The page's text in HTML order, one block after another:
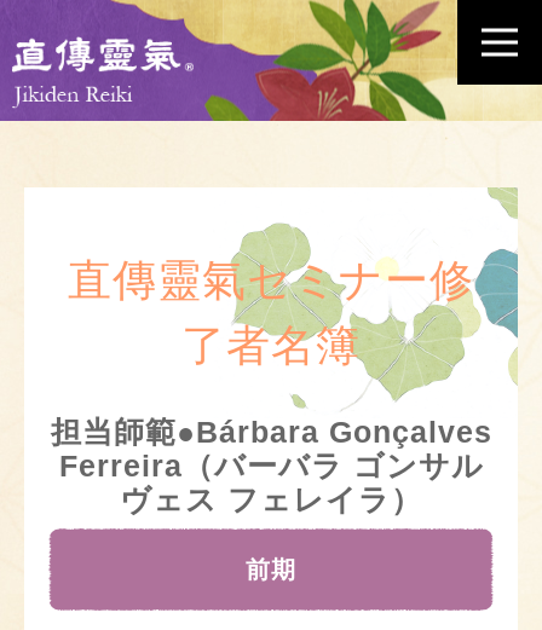
直傳靈氣セミナー修
了者名簿
担当師範●Bárbara Gonçalves
Ferreira（バーバラ ゴンサル
ヴェス フェレイラ）
前期